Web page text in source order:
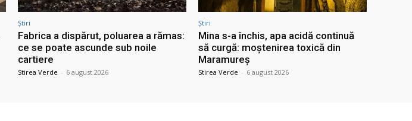
Știri
Fabrica a dispărut, poluarea a rămas:
ce se poate ascunde sub noile
cartiere
Stirea Verde - 6 august 2026
Știri
Mina s-a închis, apa acidă continuă
să curgă: moștenirea toxică din
Maramureș
Stirea Verde - 6 august 2026